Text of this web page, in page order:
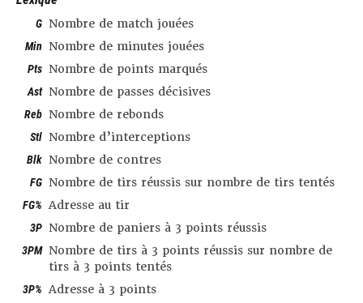
G Nombre de match jouées
Min Nombre de minutes jouées
Pts Nombre de points marqués
Ast Nombre de passes décisives
Reb Nombre de rebonds
Stl Nombre d’interceptions
Blk Nombre de contres
FG Nombre de tirs réussis sur nombre de tirs tentés
FG% Adresse au tir
3P Nombre de paniers à 3 points réussis
3PM Nombre de tirs à 3 points réussis sur nombre de
tirs à 3 points tentés
3P% Adresse à 3 points